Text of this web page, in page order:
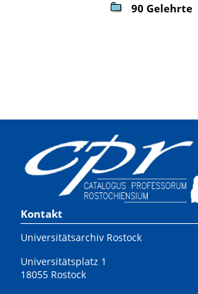
90 Gelehrte
Kontakt
Universitätsarchiv Rostock
Universitätsplatz 1
18055 Rostock